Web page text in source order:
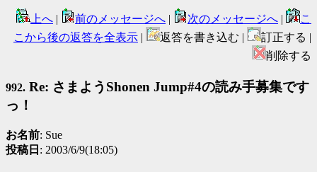
上へ | 前のメッセージへ | 次のメッセージへ |
こ
こから後の返答を全表示 | 返答を書き込む |
訂正する |
削除する
992. Re: さまようShonen Jump#4の読み手募集です
っ！
お名前: Sue
投稿日 : 2003/6/9(18:05)